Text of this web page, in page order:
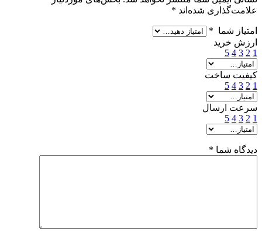
علامت‌گذاری شده‌اند *
امتیاز شما *
ارزش خرید
1
2
3
4
5
کیفیت ساخت
1
2
3
4
5
سرعت ارسال
1
2
3
4
5
دیدگاه شما *